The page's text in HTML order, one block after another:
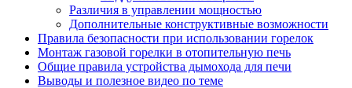
Различия в управлении мощностью
Дополнительные конструктивные возможности
Правила безопасности при использовании горелок
Монтаж газовой горелки в отопительную печь
Общие правила устройства дымохода для печи
Выводы и полезное видео по теме